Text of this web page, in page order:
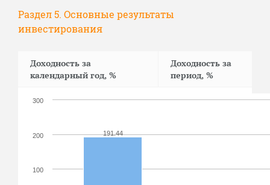
Раздел 5. Основные результаты
инвестирования
Доходность за
календарный год, %
Доходность за
период, %
191.44
100
200
300